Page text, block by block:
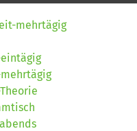
mehrtägig